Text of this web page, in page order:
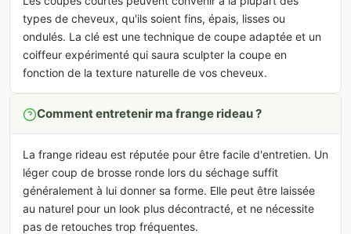
types de cheveux, qu'ils soient fins, épais, lisses ou
ondulés. La clé est une technique de coupe adaptée et un
coiffeur expérimenté qui saura sculpter la coupe en
fonction de la texture naturelle de vos cheveux.
Comment entretenir ma frange rideau ?
La frange rideau est réputée pour être facile d'entretien. Un
léger coup de brosse ronde lors du séchage suffit
généralement à lui donner sa forme. Elle peut être laissée
au naturel pour un look plus décontracté, et ne nécessite
pas de retouches trop fréquentes.